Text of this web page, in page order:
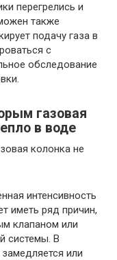
перегрелись и
также
подачу газа в
с
обследование
газовая
в воде
интенсивность
иметь ряд причин,
клапаном или
системы. В
или